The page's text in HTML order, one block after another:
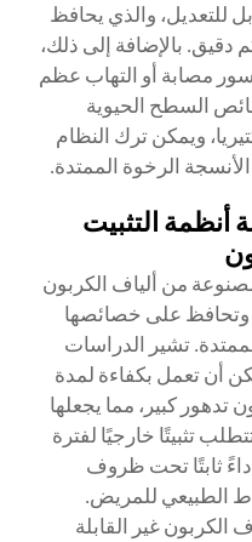
للتعديل، والذي يحافظ
بالإضافة إلى ذلك،
مصابة أو التهاب عظم
السطح الحيوية
ويمكن ترك النظام
الرخوة الممتدة.
أنظمة التثبيت
من ألياف الكربون
وتحافظ على خصائصها
تشير الدراسات
أن تعمل بكفاءة لمدة
أو أكثر دون تدهور كبير، مما يجعلها
تثبيتًا خارجيًا لفترة
ثابتًا تحت ظروف
الطبيعي للمريض.
الكربون غير القابلة